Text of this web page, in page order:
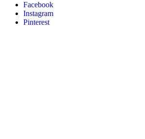
Facebook
Instagram
Pinterest